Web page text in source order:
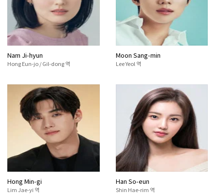
Nam Ji-hyun
Hong Eun-jo / Gil-dong 역
Moon Sang-min
Lee Yeol 역
Hong Min-gi
Lim Jae-yi 역
Han So-eun
Shin Hae-rim 역